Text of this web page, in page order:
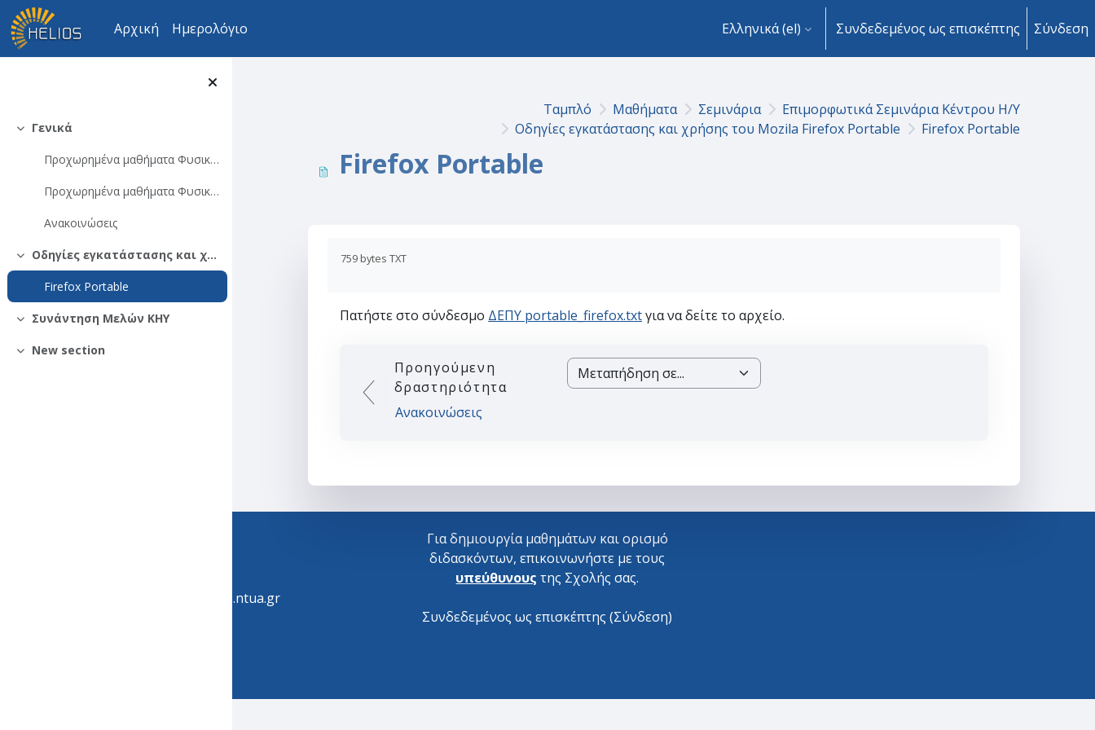
Μετάβαση στο κεντρικό περιεχόμενο
Αρχική
Ημερολόγιο Ελληνικά ‎(el)‎ Συνδεδεμένος ως επισκέπτης Σύνδεση
Σύμπτυξη
Γενικά
Προχωρημένα μαθήματα Φυσικής Σωματιδίων (για μαθητές Λυκείου) 15 Φεβρουαρίου - 27 Μαρτίου 2024
Προχωρημένα μαθήματα Φυσικής Σωματιδίων (για μαθητές Λυκείου) 18 Φεβρουαρίου - 1 Απριλίου 2026
Ανακοινώσεις
Σύμπτυξη Οδηγίες εγκατάστασης και χρήσης του Mozila Firefox Portable
Firefox Portable
Σύμπτυξη
Συνάντηση Μελών ΚΗΥ
Σύμπτυξη
New section
Ταμπλό Μαθήματα Σεμινάρια
Επιμορφωτικά Σεμινάρια Κέντρου Η/Υ
Οδηγίες εγκατάστασης και χρήσης του Mozila Firefox Portable
Firefox Portable
Firefox Portable
759 bytes TXT
Πατήστε στο σύνδεσμο ΔΕΠΥ portable_firefox.txtγια να δείτε το αρχείο.
Προηγούμενη
δραστηριότητα
Ανακοινώσεις
Μεταπήδηση σε...
support@helios.ntua.gr
Για δημιουργία μαθημάτων και ορισμό
διδασκόντων, επικοινωνήστε με τους
υπεύθυνους της Σχολής σας.
Συνδεδεμένος ως επισκέπτης (Σύνδεση)